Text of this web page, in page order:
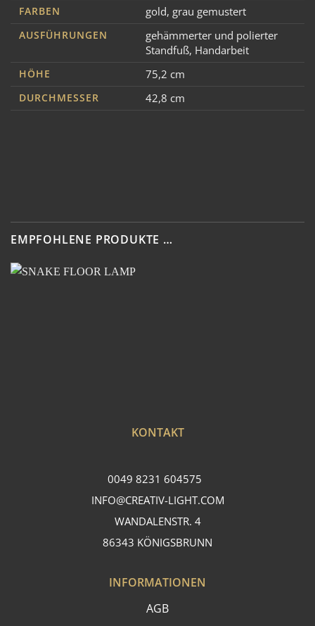
FARBEN gold, grau gemustert
AUSFÜHRUNGEN
gehämmerter und polierter
Standfuß, Handarbeit
HÖHE 75,2 cm
DURCHMESSER 42,8 cm
EMPFOHLENE PRODUKTE …
KONTAKT
0049 8231 604575
INFO@CREATIV-LIGHT.COM
WANDALENSTR. 4
86343 KÖNIGSBRUNN
INFORMATIONEN
AGB